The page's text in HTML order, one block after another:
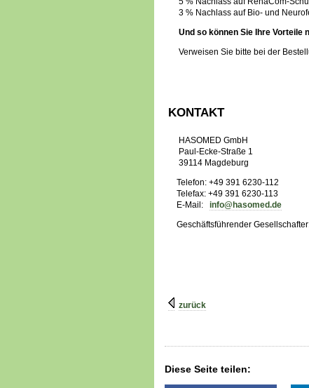
3 % Nachlass auf Bio- und
Und so können Sie Ihre Vorteile
Verweisen Sie bitte bei der
KONTAKT
HASOMED GmbH
Paul-Ecke-Straße 1
39114 Magdeburg
Telefon: +49 391 6230-112
Telefax: +49 391 6230-113
E-Mail: info@hasomed.de
Geschäftsführender
zurück
Diese Seite teilen: